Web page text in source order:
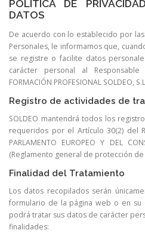
POLÍTICA DE
DATOS
De acuerdo con lo establecido por
Personales, le informamos que,
se registre o facilite datos
carácter personal al Responsable
FORMACIÓN PROFESIONAL SOLDEO,
Registro de actividades de
SOLDEO mantendrá todos los
requeridos por el Artículo 30(2) del
PARLAMENTO EUROPEO Y DEL
(Reglamento general de protección de
Finalidad del Tratamiento
Los datos recopilados serán
formulario de la página web o en su
podrá tratar sus datos de carácter
finalidades: